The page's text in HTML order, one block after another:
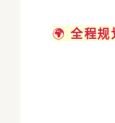
🌍 全程规